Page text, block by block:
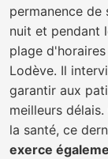
permanence de
nuit et pendant
plage
Lodève. Il
garantir aux
meilleurs
la santé, ce
exerce